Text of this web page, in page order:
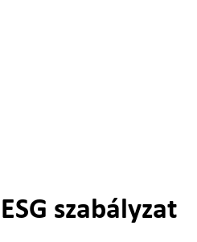
ESG szabályzat